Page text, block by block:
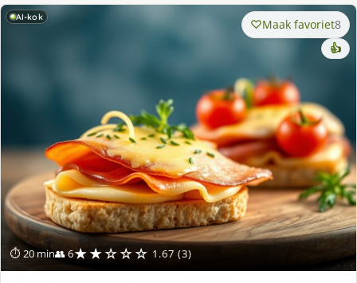
AI-kok
⏱ 20 min👥 6★★☆☆☆ 1.67 (3)
Maak favoriet8
👍